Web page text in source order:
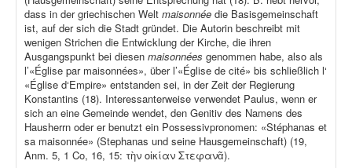
dass in der griechischen Welt maisonnée die Basisgemeinschaft
ist, auf der sich die Stadt gründet. Die Autorin beschreibt mit
wenigen Strichen die Entwicklung der Kirche, die ihren
Ausgangspunkt bei diesen maisonnées genommen habe, also als
l’«Église par maisonnées», über l’«Église de cité» bis schließlich l‘
«Église d‘Empire» entstanden sei, in der Zeit der Regierung
Konstantins (18). Interessanterweise verwendet Paulus, wenn er
sich an eine Gemeinde wendet, den Genitiv des Namens des
Hausherrn oder er benutzt ein Possessivpronomen: «Stéphanas et
sa maisonnée» (Stephanas und seine Hausgemeinschaft) (19,
Anm. 5, 1 Co, 16, 15: τὴν οἰκίαν Στεφανᾶ).